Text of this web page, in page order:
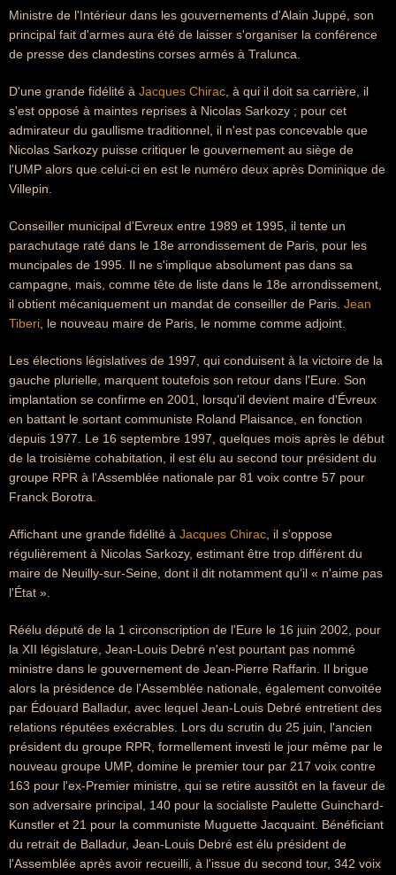
Ministre de l'Intérieur dans les gouvernements d'Alain Juppé, son
principal fait d'armes aura été de laisser s'organiser la conférence
de presse des clandestins corses armés à Tralunca.
D'une grande fidélité à Jacques Chirac , à qui il doit sa carrière, il
s'est opposé à maintes reprises à Nicolas Sarkozy ; pour cet
admirateur du gaullisme traditionnel, il n'est pas concevable que
Nicolas Sarkozy puisse critiquer le gouvernement au siège de
l'UMP alors que celui-ci en est le numéro deux après Dominique de
Villepin.
Conseiller municipal d'Evreux entre 1989 et 1995, il tente un
parachutage raté dans le 18e arrondissement de Paris, pour les
muncipales de 1995. Il ne s'implique absolument pas dans sa
campagne, mais, comme tête de liste dans le 18e arrondissement,
il obtient mécaniquement un mandat de conseiller de Paris. Jean
Tiberi , le nouveau maire de Paris, le nomme comme adjoint.
Les élections législatives de 1997, qui conduisent à la victoire de la
gauche plurielle, marquent toutefois son retour dans l'Eure. Son
implantation se confirme en 2001, lorsqu'il devient maire d'Évreux
en battant le sortant communiste Roland Plaisance, en fonction
depuis 1977. Le 16 septembre 1997, quelques mois après le début
de la troisième cohabitation, il est élu au second tour président du
groupe RPR à l'Assemblée nationale par 81 voix contre 57 pour
Franck Borotra.
Affichant une grande fidélité à Jacques Chirac , il s’oppose
régulièrement à Nicolas Sarkozy, estimant être trop différent du
maire de Neuilly-sur-Seine, dont il dit notamment qu’il « n'aime pas
l'État ».
Réélu député de la 1 circonscription de l'Eure le 16 juin 2002, pour
la XII législature, Jean-Louis Debré n'est pourtant pas nommé
ministre dans le gouvernement de Jean-Pierre Raffarin. Il brigue
alors la présidence de l'Assemblée nationale, également convoitée
par Édouard Balladur, avec lequel Jean-Louis Debré entretient des
relations réputées exécrables. Lors du scrutin du 25 juin, l'ancien
président du groupe RPR, formellement investi le jour même par le
nouveau groupe UMP, domine le premier tour par 217 voix contre
163 pour l'ex-Premier ministre, qui se retire aussitôt en la faveur de
son adversaire principal, 140 pour la socialiste Paulette Guinchard-
Kunstler et 21 pour la communiste Muguette Jacquaint. Bénéficiant
du retrait de Balladur, Jean-Louis Debré est élu président de
l'Assemblée après avoir recueilli, à l'issue du second tour, 342 voix